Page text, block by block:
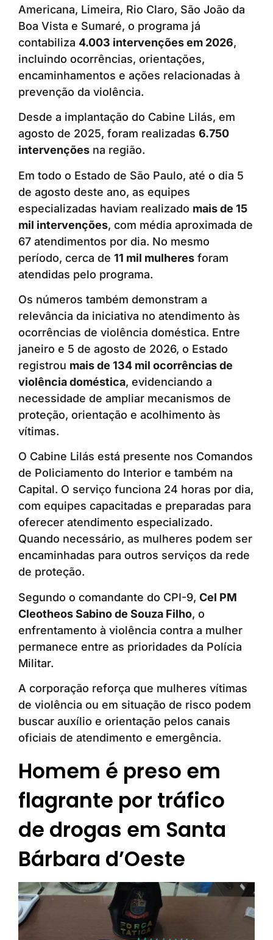
Americana, Limeira, Rio Claro, São João da
Boa Vista e Sumaré, o programa já
contabiliza 4.003 intervenções em 2026,
incluindo ocorrências, orientações,
encaminhamentos e ações relacionadas à
prevenção da violência.
Desde a implantação do Cabine Lilás, em
agosto de 2025, foram realizadas 6.750
intervenções na região.
Em todo o Estado de São Paulo, até o dia 5
de agosto deste ano, as equipes
especializadas haviam realizado mais de 15
mil intervenções, com média aproximada de
67 atendimentos por dia. No mesmo
período, cerca de 11 mil mulheres foram
atendidas pelo programa.
Os números também demonstram a
relevância da iniciativa no atendimento às
ocorrências de violência doméstica. Entre
janeiro e 5 de agosto de 2026, o Estado
registrou mais de 134 mil ocorrências de
violência doméstica, evidenciando a
necessidade de ampliar mecanismos de
proteção, orientação e acolhimento às
vítimas.
O Cabine Lilás está presente nos Comandos
de Policiamento do Interior e também na
Capital. O serviço funciona 24 horas por dia,
com equipes capacitadas e preparadas para
oferecer atendimento especializado.
Quando necessário, as mulheres podem ser
encaminhadas para outros serviços da rede
de proteção.
Segundo o comandante do CPI-9, Cel PM
Cleotheos Sabino de Souza Filho, o
enfrentamento à violência contra a mulher
permanece entre as prioridades da Polícia
Militar.
A corporação reforça que mulheres vítimas
de violência ou em situação de risco podem
buscar auxílio e orientação pelos canais
oficiais de atendimento e emergência.
Homem é preso em
flagrante por tráfico
de drogas em Santa
Bárbara d’Oeste